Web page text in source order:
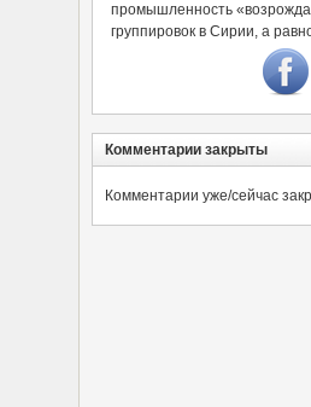
промышленность
группировок в Сирии, а
Комментарии закрыты
Комментарии уже/сейчас